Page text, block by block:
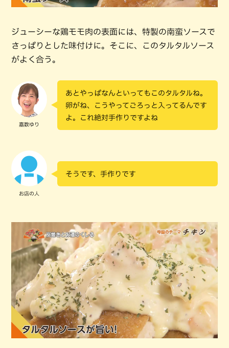
ジューシーな鶏モモ肉の表面には、特製の南蛮ソースで
さっぱりとした味付けに。そこに、このタルタルソース
がよく合う。
嘉数ゆり
あとやっぱなんといってもこのタルタルね。
卵がね、こうやってごろっと入ってるんです
よ。これ絶対手作りですよね
お店の人
そうです、手作りです